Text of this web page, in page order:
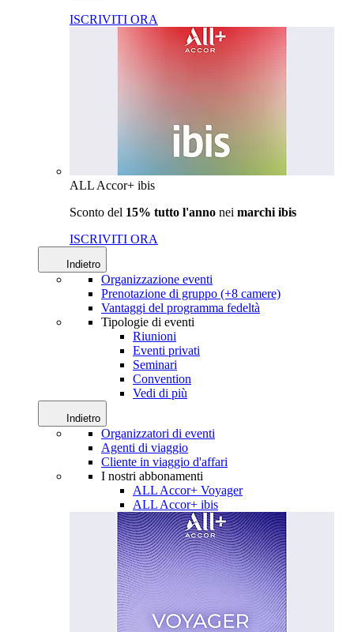
ISCRIVITI ORA
ALL Accor+ ibis
Sconto del 15% tutto l'anno nei marchi ibis
ISCRIVITI ORA
Indietro
Organizzazione eventi
Prenotazione di gruppo (+8 camere)
Vantaggi del programma fedeltà
Tipologie di eventi
Riunioni
Eventi privati
Seminari
Convention
Vedi di più
Indietro
Organizzatori di eventi
Agenti di viaggio
Cliente in viaggio d'affari
I nostri abbonamenti
ALL Accor+ Voyager
ALL Accor+ ibis